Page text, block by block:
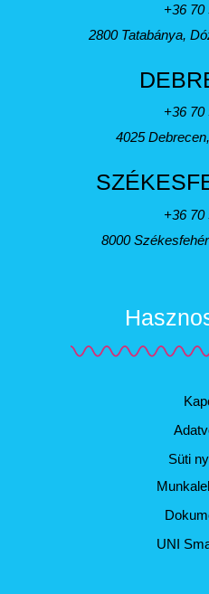
+36 70
2800 Tatabánya,
+36 70
4025
+36 70
8000
Süti
UNI